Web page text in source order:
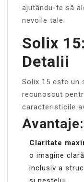
ajutându-te să
nevoile tale.
Solix
Detalii
Solix 15 este un
recunoscut
caracteristicile
Avantaje:
Claritate
o imagine
inclusiv a